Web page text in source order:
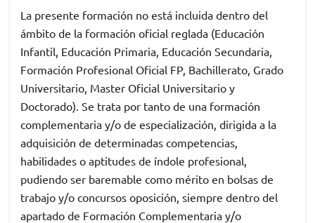
La presente formación no está incluida dentro del
ámbito de la formación oficial reglada (Educación
Infantil, Educación Primaria, Educación Secundaria,
Formación Profesional Oficial FP, Bachillerato, Grado
Universitario, Master Oficial Universitario y
Doctorado). Se trata por tanto de una formación
complementaria y/o de especialización, dirigida a la
adquisición de determinadas competencias,
habilidades o aptitudes de índole profesional,
pudiendo ser baremable como mérito en bolsas de
trabajo y/o concursos oposición, siempre dentro del
apartado de Formación Complementaria y/o